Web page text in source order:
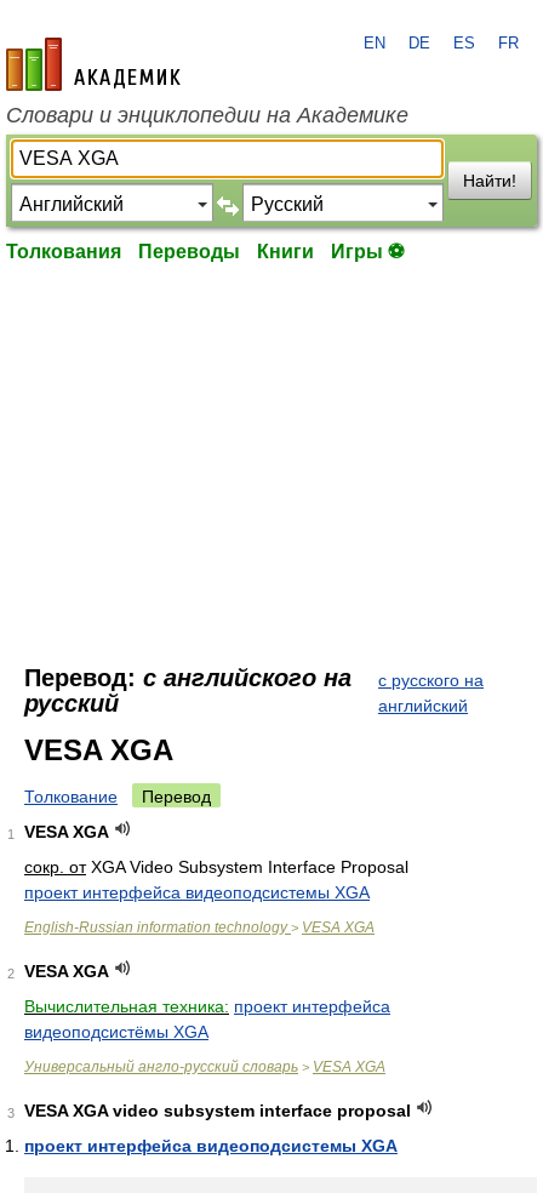
academic.ru
EN DE ES FR
Словари и энциклопедии на Академике
Найти!
Толкования Переводы Книги Игры ⚽
Перевод: с английского на
русский
с русского на
английский
VESA XGA
Толкование Перевод
1
VESA XGA
сокр. отXGA Video Subsystem Interface Proposal
проект интерфейса видеоподсистемы XGA
English-Russian information technology> VESA XGA
2
VESA XGA
Вычислительная техника: проект интерфейса
видеоподсистёмы XGA
Универсальный англо-русский словарь > VESA XGA
3
VESA XGA video subsystem interface proposal
проект интерфейса видеоподсистемы XGA